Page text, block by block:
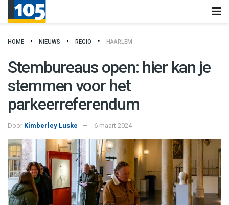
HOME NIEUWS REGIO HAARLEM
Stembureaus open: hier kan je
stemmen voor het
parkeerreferendum
Door Kimberley Luske 6 maart 2024